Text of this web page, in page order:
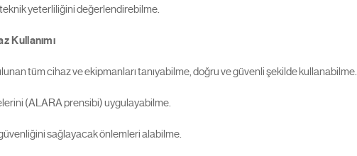
yeterliliğini değerlendirebilme.
Kullanımı
tüm cihaz ve ekipmanları tanıyabilme, doğru ve güvenli şekilde kullanabilme.
(ALARA prensibi) uygulayabilme.
sağlayacak önlemleri alabilme.